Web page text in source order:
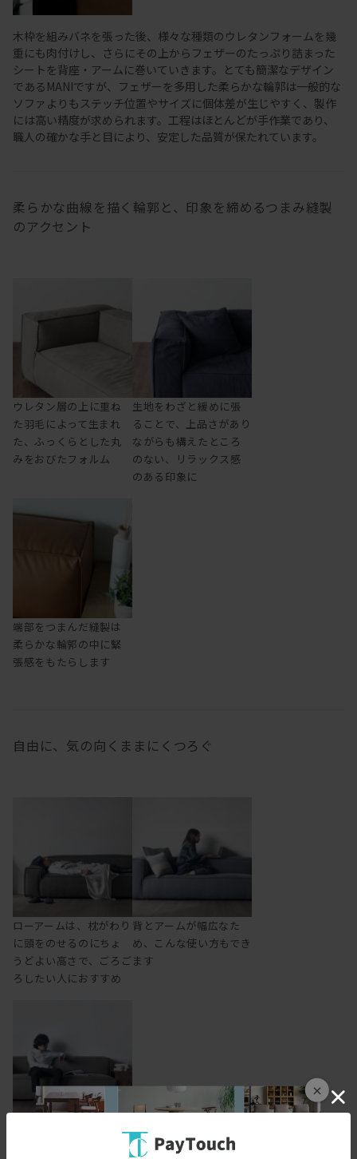
×
木枠を組みバネを張った後、様々な種類のウレタンフォームを幾
重にも肉付けし、さらにその上からフェザーのたっぷり詰まった
シートを背座・アームに巻いていきます。とても簡潔なデザイン
であるMANIですが、フェザーを多用した柔らかな輪郭は一般的な
ソファよりもステッチ位置やサイズに個体差が生じやすく、製作
には高い精度が求められます。工程はほとんどが手作業であり、
職人の確かな手と目により、安定した品質が保たれています。
柔らかな曲線を描く輪郭と、印象を締めるつまみ縫製
のアクセント
ウレタン層の上に重ね
た羽毛によって生まれ
た、ふっくらとした丸
みをおびたフォルム
生地をわざと緩めに張
ることで、上品さがあり
ながらも構えたところ
のない、リラックス感
のある印象に
端部をつまんだ縫製は
柔らかな輪郭の中に緊
張感をもたらします
自由に、気の向くままにくつろぐ
ローアームは、枕がわり
に頭をのせるのにちょ
うどよい高さで、ごろご
ろしたい人におすすめ
背とアームが幅広なた
め、こんな使い方もでき
ます